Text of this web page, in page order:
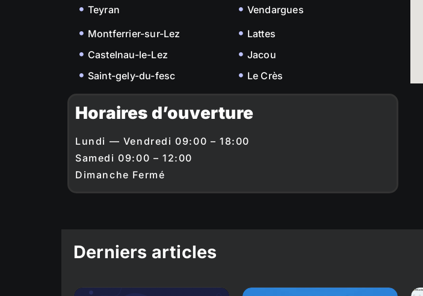
Teyran
Vendargues
Montferrier-sur-Lez
Castelnau-le-Lez
Saint-gely-du-fesc
Lattes
Jacou
Le Crès
Horaires d’ouverture
Lundi — Vendredi 09:00 – 18:00
Samedi 09:00 – 12:00
Dimanche Fermé
Derniers articles